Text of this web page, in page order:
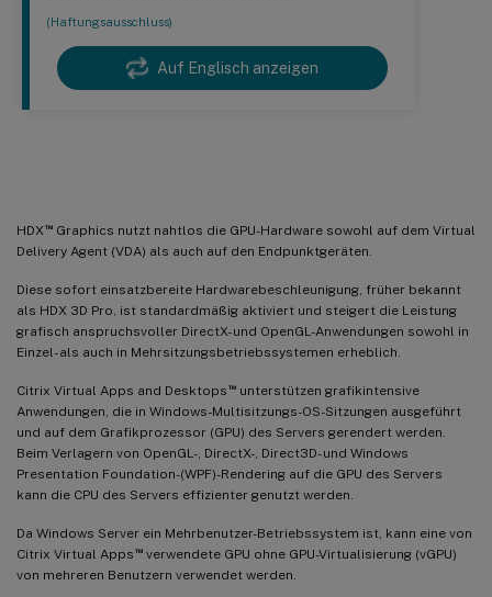
(Haftungsausschluss)
Auf Englisch anzeigen
HDX ™Graphics nutzt nahtlos die GPU-Hardware sowohl auf dem Virtual
Delivery Agent (VDA) als auch auf den Endpunktgeräten.
Diese sofort einsatzbereite Hardwarebeschleunigung, früher bekannt
als HDX 3D Pro, ist standardmäßig aktiviert und steigert die Leistung
grafisch anspruchsvoller DirectX- und OpenGL-Anwendungen sowohl in
Einzel- als auch in Mehrsitzungsbetriebssystemen erheblich.
Citrix Virtual Apps and Desktops ™unterstützen grafikintensive
Anwendungen, die in Windows-Multisitzungs-OS-Sitzungen ausgeführt
und auf dem Grafikprozessor (GPU) des Servers gerendert werden.
Beim Verlagern von OpenGL-, DirectX-, Direct3D- und Windows
Presentation Foundation-(WPF)-Rendering auf die GPU des Servers
kann die CPU des Servers effizienter genutzt werden.
Da Windows Server ein Mehrbenutzer-Betriebssystem ist, kann eine von
Citrix Virtual Apps ™verwendete GPU ohne GPU-Virtualisierung (vGPU)
von mehreren Benutzern verwendet werden.